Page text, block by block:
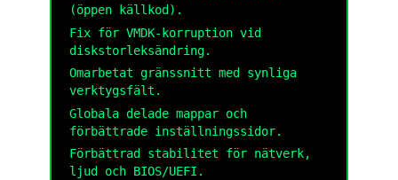
(öppen källkod).
Fix för VMDK-korruption vid
diskstorleksändring.
Omarbetat gränssnitt med synliga
verktygsfält.
Globala delade mappar och
förbättrade inställningssidor.
Förbättrad stabilitet för nätverk,
ljud och BIOS/UEFI.